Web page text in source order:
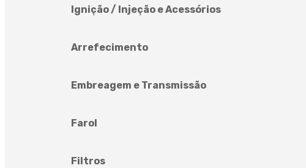
Ignição / Injeção e Acessórios
Arrefecimento
Embreagem e Transmissão
Farol
Filtros